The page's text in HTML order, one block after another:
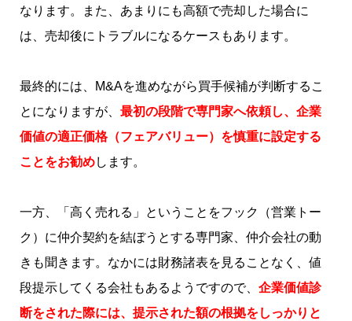
なります。
また、あまりにも高額で売却した場合に
は、売却後にトラブルになるケースもあります。
最終的には、M&Aを進めながら買手候補が判断するこ
とになりますが、 最初の段階で専門家へ依頼し、企業
価値の適正価格（フェアバリュー）を慎重に設定する
ことをお勧めします。
一方、「高く売れる」ということをフック（営業トー
ク）に仲介契約を結ぼうとする専門家、仲介会社の動
きも聞きます。なかには財務諸表を見ることなく、値
段提示してくる会社もあるようですので、 企業価値診
断をされた際には、提示された額の根拠をしっかりと